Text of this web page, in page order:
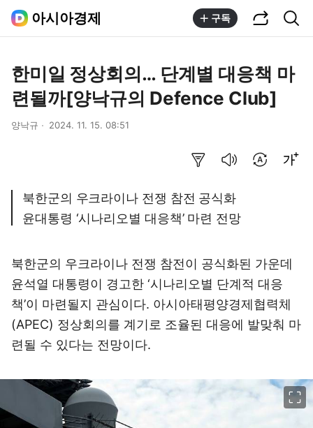
아시아경제 구독
한미일 정상회의… 단계별 대응책 마
련될까[양낙규의 Defence Club]
양낙규 2024. 11. 15. 08:51
북한군의 우크라이나 전쟁 참전 공식화
윤대통령 ‘시나리오별 대응책’ 마련 전망
북한군의 우크라이나 전쟁 참전이 공식화된 가운데
윤석열 대통령이 경고한 ‘시나리오별 단계적 대응
책’이 마련될지 관심이다. 아시아태평양경제협력체
(APEC) 정상회의를 계기로 조율된 대응에 발맞춰 마
련될 수 있다는 전망이다.